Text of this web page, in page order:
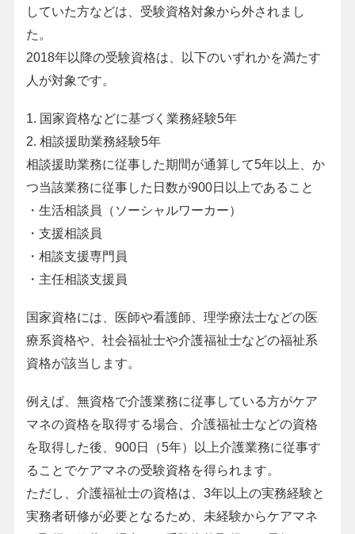
していた方などは、受験資格対象から外されまし
た。
2018年以降の受験資格は、以下のいずれかを満たす
人が対象です。
1. 国家資格などに基づく業務経験5年
2. 相談援助業務経験5年
相談援助業務に従事した期間が通算して5年以上、か
つ当該業務に従事した日数が900日以上であること
・生活相談員（ソーシャルワーカー）
・支援相談員
・相談支援専門員
・主任相談支援員
国家資格には、医師や看護師、理学療法士などの医
療系資格や、社会福祉士や介護福祉士などの福祉系
資格が該当します。
例えば、無資格で介護業務に従事している方がケア
マネの資格を取得する場合、介護福祉士などの資格
を取得した後、900日（5年）以上介護業務に従事す
ることでケアマネの受験資格を得られます。
ただし、介護福祉士の資格は、3年以上の実務経験と
実務者研修が必要となるため、未経験からケアマネ